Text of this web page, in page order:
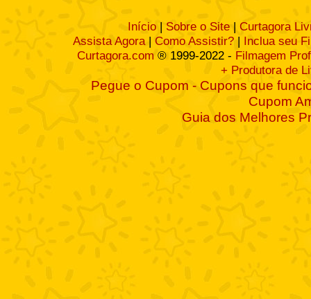
Início | Sobre o Site | Curtagora
Assista Agora| Como Assistir? | Inclua seu
Curtagora.com ® 1999-2022 - Filmagem
+ Produtora de
Pegue o Cupom - Cupons que
Cupom
Guia dos Melhores